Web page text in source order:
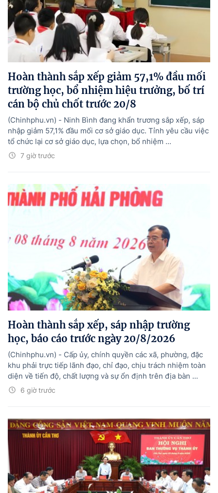
Hoàn thành sắp xếp giảm 57,1% đầu mối
trường học, bổ nhiệm hiệu trưởng, bố trí
cán bộ chủ chốt trước 20/8
7 giờ trước
(Chinhphu.vn) - Ninh Bình đang khẩn trương sắp xếp, sáp
nhập giảm 57,1% đầu mối cơ sở giáo dục. Tỉnh yêu cầu việc
tổ chức lại cơ sở giáo dục, lựa chọn, bổ nhiệm ...
Hoàn thành sắp xếp, sáp nhập trường
học, báo cáo trước ngày 20/8/2026
6 giờ trước
(Chinhphu.vn) - Cấp ủy, chính quyền các xã, phường, đặc
khu phải trực tiếp lãnh đạo, chỉ đạo, chịu trách nhiệm toàn
diện về tiến độ, chất lượng và sự ổn định trên địa bàn ...